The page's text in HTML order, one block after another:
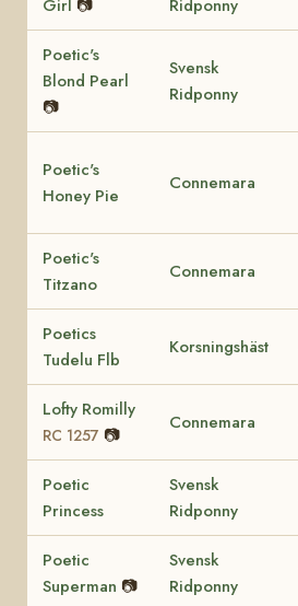
Girl 📷
Ridponny
Poetic's
Blond Pearl
📷
Svensk
Ridponny
Poetic's
Honey Pie
Connemara
Poetic's
Titzano
Connemara
Poetics
Tudelu Flb
Korsningshäst
Lofty Romilly
RC 1257 📷
Connemara
Poetic
Princess
Svensk
Ridponny
Poetic
Superman 📷
Svensk
Ridponny